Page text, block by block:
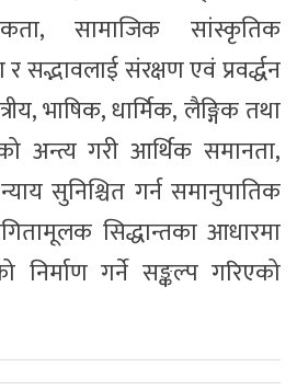
सामाजिक सांस्कृतिक
सद्भावलाई संरक्षण एवं प्रवर्द्धन
भाषिक, धार्मिक, लैङ्गिक तथा
अन्त्य गरी आर्थिक समानता,
सुनिश्चित गर्न समानुपातिक
सिद्धान्तका आधारमा
गर्ने सङ्कल्प गरिएको